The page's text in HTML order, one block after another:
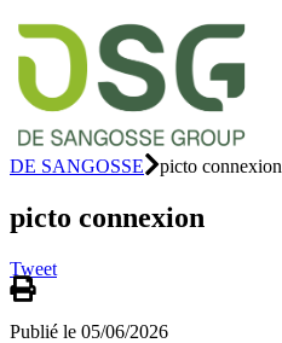
DE SANGOSSE picto connexion
picto connexion
Tweet
Publié le 05/06/2026